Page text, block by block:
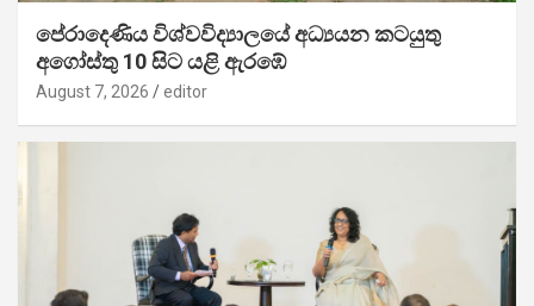
පේරාදෙණිය විශ්වවිද්‍යාලයේ අධ්‍යයන කටයුතු
අගෝස්තු 10 සිට යළි ඇරඹේ
August 7, 2026 editor